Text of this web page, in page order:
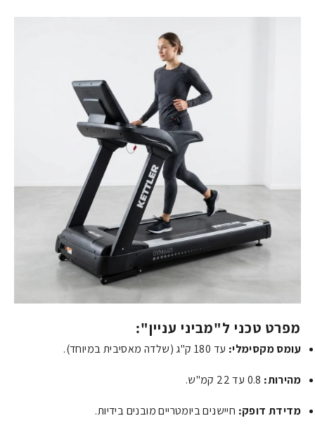
מפרט טכני ל"מביני עניין":
עומס מקסימלי: עד 180 ק"ג (שלדה מאסיבית במיוחד).
מהירות:
מדידת דופק: חיישנים ביומטריים מובנים בידיות.